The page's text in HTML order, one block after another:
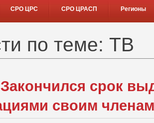
СРО ЦРС СРО ЦРАСП Регионы
по теме: ТВ
Закончился срок
своим членам